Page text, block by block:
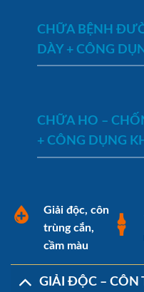
CHỮA BỆNH
DÀY + CÔNG
CHỮA HO –
+ CÔNG DỤNG
Giải độc, côn
trùng cắn,
cầm màu
GIẢI ĐỘC – CÔN